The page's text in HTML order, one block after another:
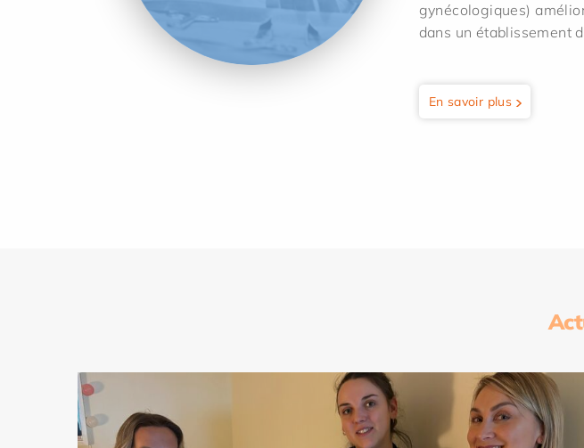
gynécologiques)
dans un établissement
En savoir plus